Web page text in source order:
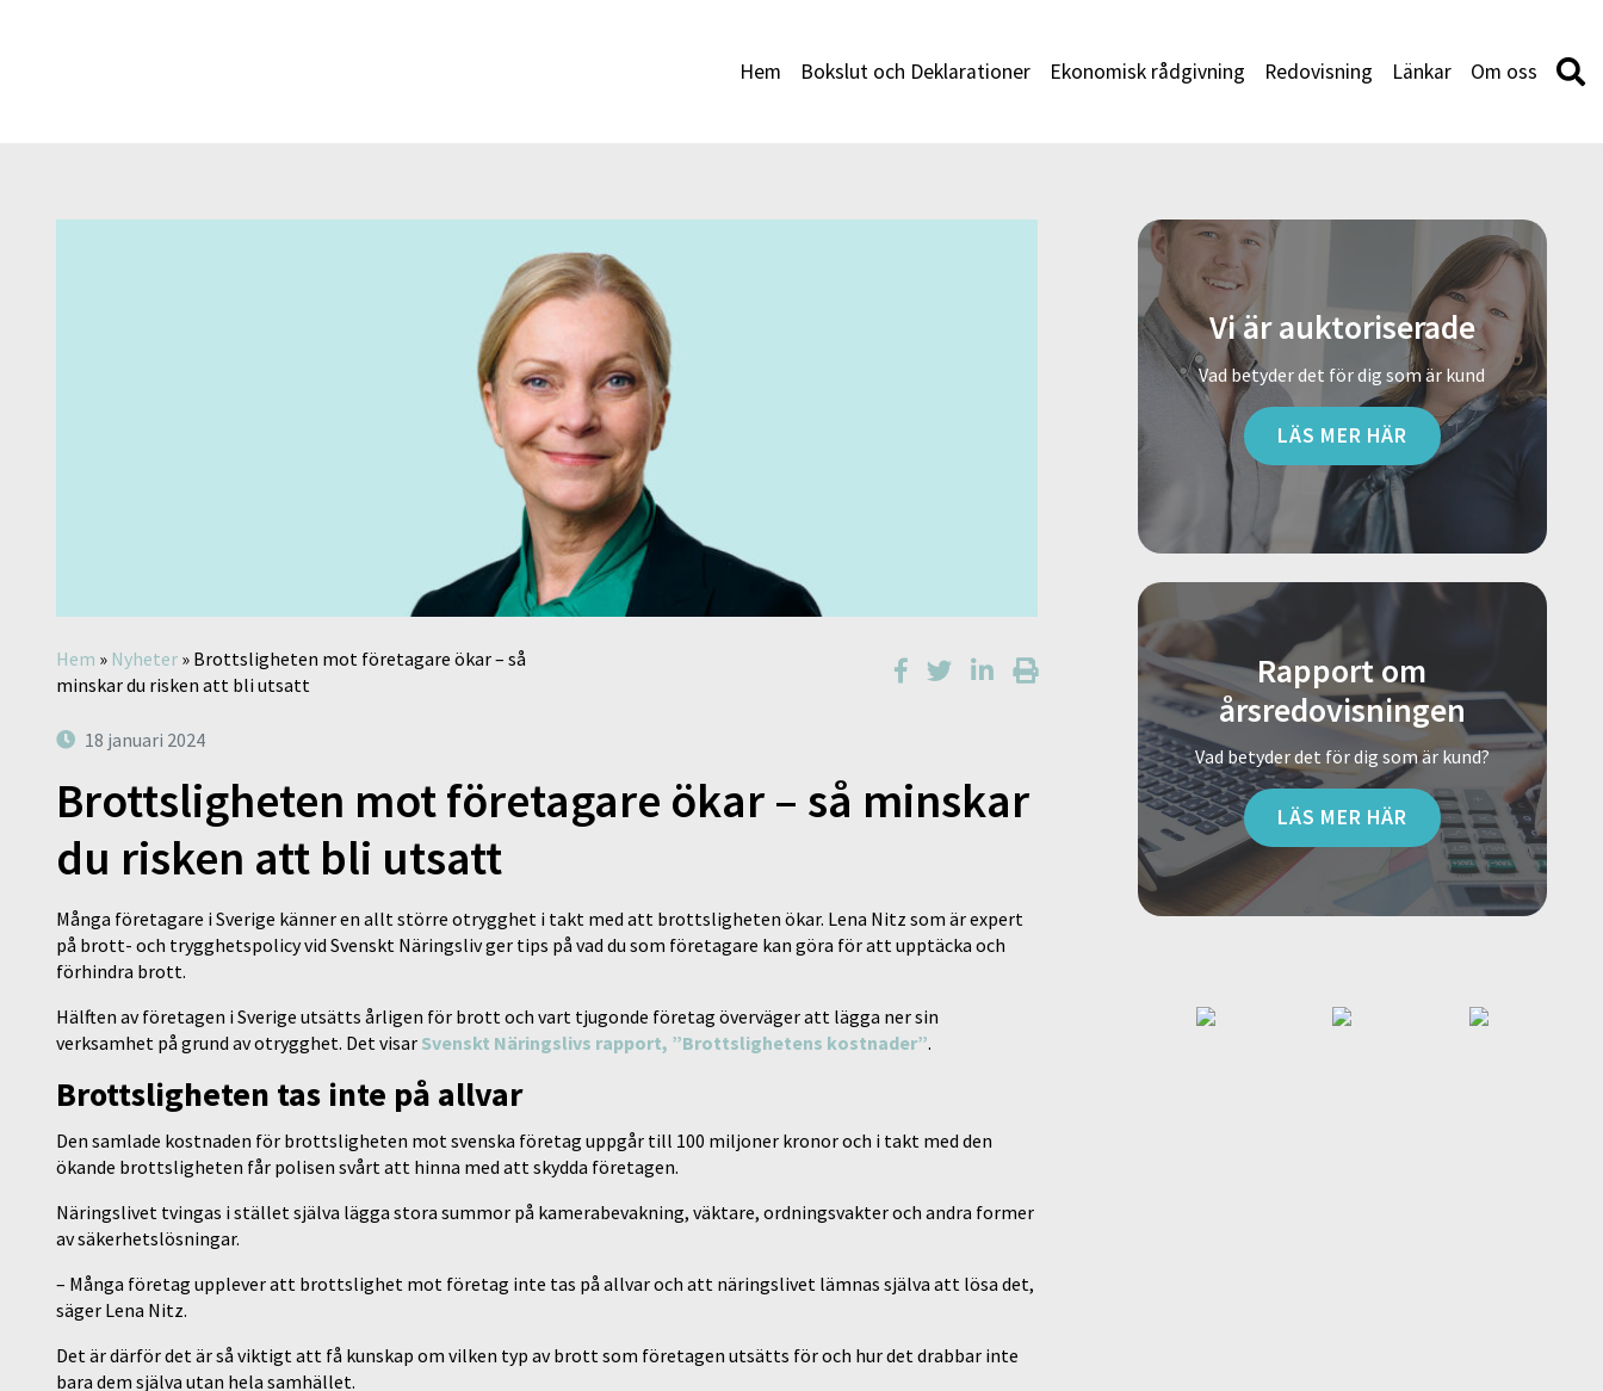
Hem Bokslut och Deklarationer Ekonomisk rådgivning Redovisning Länkar Om oss
Hem » Nyheter » Brottsligheten mot företagare ökar – så
minskar du risken att bli utsatt
18 januari 2024
Brottsligheten mot företagare ökar – så minskar
du risken att bli utsatt
Många företagare i Sverige känner en allt större otrygghet i takt med att brottsligheten ökar. Lena Nitz som är expert
på brott- och trygghetspolicy vid Svenskt Näringsliv ger tips på vad du som företagare kan göra för att upptäcka och
förhindra brott.
Hälften av företagen i Sverige utsätts årligen för brott och vart tjugonde företag överväger att lägga ner sin
verksamhet på grund av otrygghet. Det visar Svenskt Näringslivs rapport, ”Brottslighetens kostnader”.
Brottsligheten tas inte på allvar
Den samlade kostnaden för brottsligheten mot svenska företag uppgår till 100 miljoner kronor och i takt med den
ökande brottsligheten får polisen svårt att hinna med att skydda företagen.
Näringslivet tvingas i stället själva lägga stora summor på kamerabevakning, väktare, ordningsvakter och andra former
av säkerhetslösningar.
– Många företag upplever att brottslighet mot företag inte tas på allvar och att näringslivet lämnas själva att lösa det,
säger Lena Nitz.
Det är därför det är så viktigt att få kunskap om vilken typ av brott som företagen utsätts för och hur det drabbar inte
bara dem själva utan hela samhället.
Vi är auktoriserade
Vad betyder det för dig som är kund
LÄS MER HÄR
Rapport om
årsredovisningen
Vad betyder det för dig som är kund?
LÄS MER HÄR